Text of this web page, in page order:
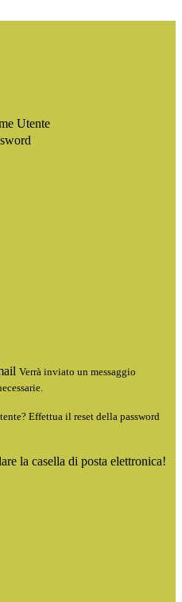
Utente
Verrà inviato un messaggio
Effettua il reset della password
la casella di posta elettronica!